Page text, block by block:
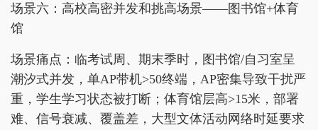
场景六：高校高密并发和挑高场景——图书馆+体育
馆
场景痛点：临考试周、期末季时，图书馆/自习室呈
潮汐式并发，单AP带机>50终端，AP密集导致干扰严
重，学生学习状态被打断；体育馆层高>15米，部署
难、信号衰减、覆盖差，大型文体活动网络时延要求